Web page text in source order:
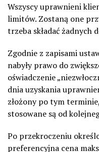
Wszyscy uprawnieni
limitów. Zostaną one
trzeba składać żadnych
Zgodnie z zapisami
nabyły prawo do
oświadczenie
dnia uzyskania
złożony po tym
stosowane są od
Po przekroczeniu
preferencyjna cena